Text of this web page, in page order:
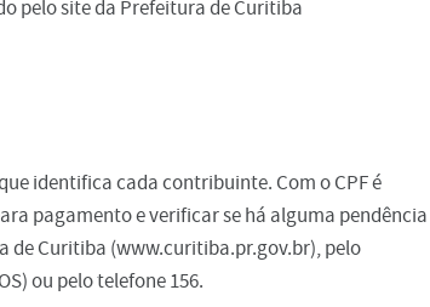
pelo site da Prefeitura de Curitiba
identifica cada contribuinte. Com o CPF é
pagamento e verificar se há alguma pendência
de Curitiba (www.curitiba.pr.gov.br), pelo
ou pelo telefone 156.